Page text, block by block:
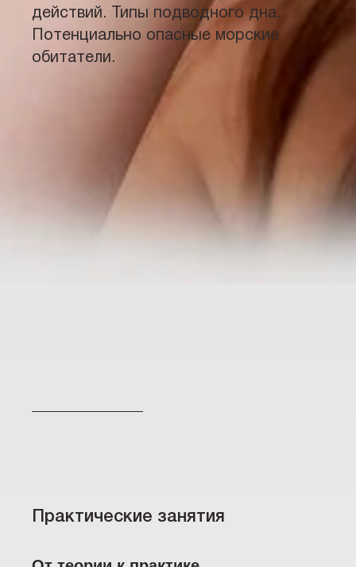
действий. Типы подводного дна.
Потенциально опасные морские
обитатели.
Практические занятия